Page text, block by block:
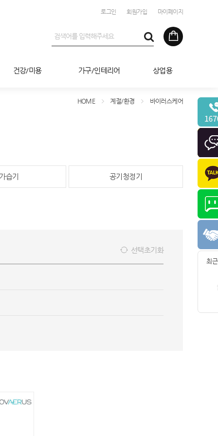
로그인 회원가입 마이페이지
건강/미용 가구/인테리어 상업용
최
HOME 계절/환경 바이러스케어
가습기 공기청정기
선택초기화